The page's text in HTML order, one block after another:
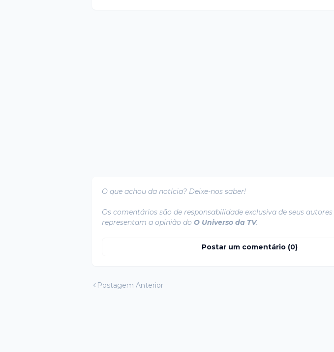
O que achou da notícia? Deixe-nos saber!
Os comentários são de responsabilidade exclusiva de seus autores
representam a opinião do O Universo da TV.
Postar um comentário (0)
Postagem Anterior